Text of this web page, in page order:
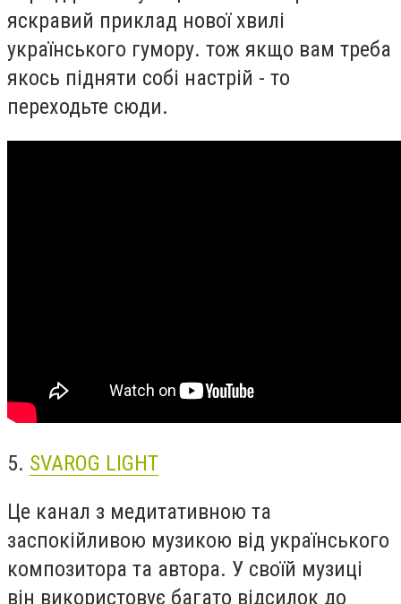
яскравий приклад нової хвилі
українського гумору. тож якщо вам треба
якось підняти собі настрій - то
переходьте сюди.
5. SVAROG LIGHT
Це канал з медитативною та
заспокійливою музикою від українського
композитора та автора. У своїй музиці
він використовує багато відсилок до